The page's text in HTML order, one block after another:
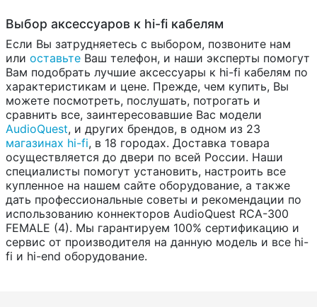
Выбор аксессуаров к hi-fi кабелям
Если Вы затрудняетесь с выбором, позвоните нам
или оставьте Ваш телефон, и наши эксперты помогут
Вам подобрать лучшие аксессуары к hi-fi кабелям по
характеристикам и цене. Прежде, чем купить, Вы
можете посмотреть, послушать, потрогать и
сравнить все, заинтересовавшие Вас модели
AudioQuest, и других брендов, в одном из 23
магазинах hi-fi, в 18 городах. Доставка товара
осуществляется до двери по всей России. Наши
специалисты помогут установить, настроить все
купленное на нашем сайте оборудование, а также
дать профессиональные советы и рекомендации по
использованию коннекторов AudioQuest RCA-300
FEMALE (4). Мы гарантируем 100% сертификацию и
сервис от производителя на данную модель и все hi-
fi и hi-end оборудование.